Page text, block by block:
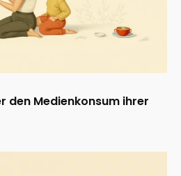
den Medienkonsum ihrer